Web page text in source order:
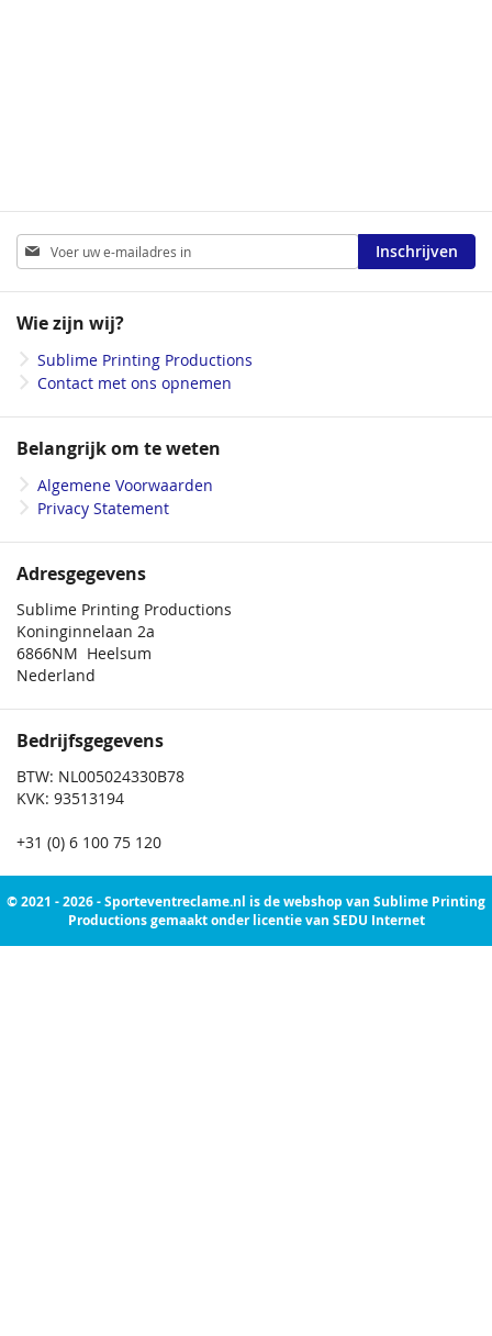
Abonneer
u
op
nieuwsbrief
Inschrijven
Wie zijn wij?
Sublime Printing Productions
Contact met ons opnemen
Belangrijk om te weten
Algemene Voorwaarden
Privacy Statement
Adresgegevens
Sublime Printing Productions
Koninginnelaan 2a
6866NM Heelsum
Nederland
Bedrijfsgegevens
BTW: NL005024330B78
KVK: 93513194
+31 (0) 6 100 75 120
© 2021 - 2026 - Sporteventreclame.nl is de webshop van Sublime Printing
Productions gemaakt onder licentie van SEDU Internet